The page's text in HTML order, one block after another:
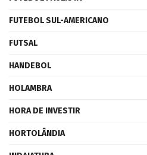
FUTEBOL SUL-AMERICANO
FUTSAL
HANDEBOL
HOLAMBRA
HORA DE INVESTIR
HORTOLÂNDIA